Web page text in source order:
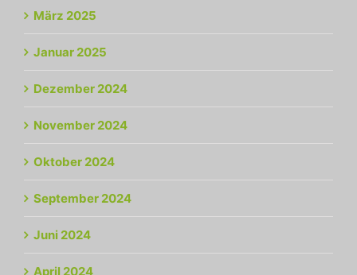
März 2025
Januar 2025
Dezember 2024
November 2024
Oktober 2024
September 2024
Juni 2024
April 2024